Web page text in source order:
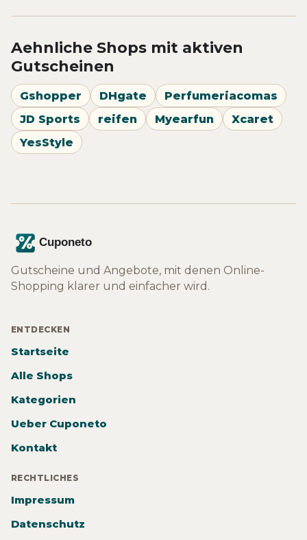
Aehnliche Shops mit aktiven
Gutscheinen
Gshopper DHgate
Perfumeriacomas
JD Sports
reifen Myearfun
Xcaret
YesStyle
Gutscheine und Angebote, mit denen Online-
Shopping klarer und einfacher wird.
ENTDECKEN
Startseite
Alle Shops
Kategorien
Ueber Cuponeto
Kontakt
RECHTLICHES
Impressum
Datenschutz